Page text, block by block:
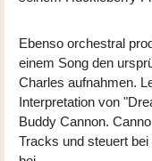
Ebenso orchestral
einem Song den
Charles aufnahmen.
Interpretation von
Buddy Cannon.
Tracks und steuert